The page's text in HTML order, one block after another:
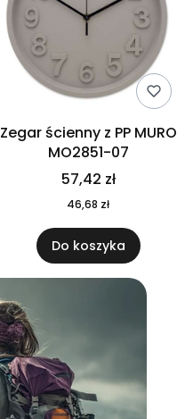
Zegar ścienny z PP MURO
MO2851-07
57,42 zł
46,68 zł
Do koszyka